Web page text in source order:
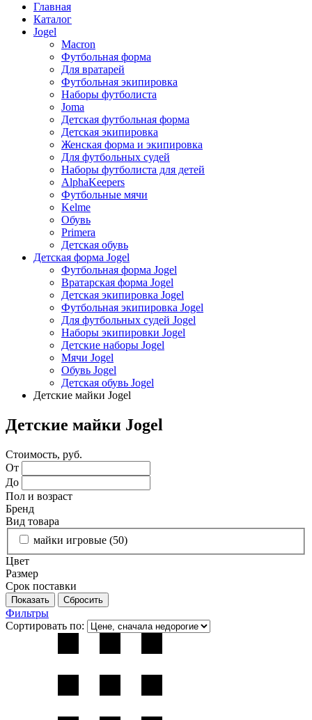
Главная
Каталог
Jogel
Macron
Футбольная форма
Для вратарей
Футбольная экипировка
Наборы футболиста
Joma
Детская футбольная форма
Детская экипировка
Женская форма и экипировка
Для футбольных судей
Наборы футболиста для детей
AlphaKeepers
Футбольные мячи
Kelme
Обувь
Primera
Детская обувь
Детская форма Jogel
Футбольная форма Jogel
Вратарская форма Jogel
Детская экипировка Jogel
Футбольная экипировка Jogel
Для футбольных судей Jogel
Наборы экипировки Jogel
Детские наборы Jogel
Мячи Jogel
Обувь Jogel
Детская обувь Jogel
Детские майки Jogel
Детские майки Jogel
Стоимость, руб.
От
До
Пол и возраст
Бренд
Вид товара
майки игровые (50)
Цвет
Размер
Срок поставки
Фильтры
Сортировать по: